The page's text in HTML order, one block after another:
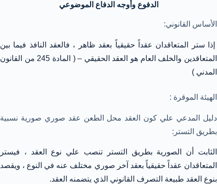
الدفوع وأوجه الدفاع الموضوعي
الأساس القانوني:
إذا ستر المتعاقدان عقداً حقيقياً بعقد ظاهر ، فالعقد النافذ فيما بين
المتعاقدين والخلف العام هو العقد الحقيقي – ( المادة 245 من القانون
المدني )
الهيئة الموقرة :
دليل المدعي علي كون العقد محل الطعن عقد صوري صورية نسبية
بطريق التستر:
الثابت أن الصورية بطريق التستر تنصب علي نوع العقد ، فيستر
المتعاقدان عقداً حقيقياً بعقد آخر صوري مختلف عنه في النوع ، ويقصد
بنوع العقد طبيعة التصرف القانوني الذي يتضمنه العقد.